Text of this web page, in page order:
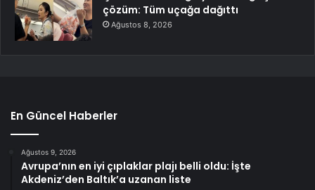
çözüm: Tüm uçağa dağıttı
Ağustos 8, 2026
En Güncel Haberler
Ağustos 9, 2026
Avrupa’nın en iyi çıplaklar plajı belli oldu: İşte
Akdeniz’den Baltık’a uzanan liste